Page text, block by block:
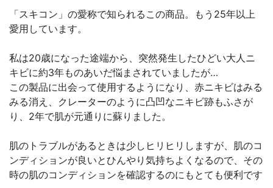
「スキコン」の愛称で知られるこの商品。もう25年以上
愛用しています。
私は20歳になった途端から、突然発生したひどい大人ニ
キビに約3年ものあいだ悩まされていましたが…
この製品に出会って使用するようになり、赤ニキビはみる
みる消え、クレーターのように凸凹なニキビ跡もふさが
り、2年で肌が元通りに蘇りました。
肌のトラブルがあるときは少しヒリヒリしますが、肌のコ
ンディションが良いとひんやり気持ちよくなるので、その
時の肌のコンディションを確認するのにもとても便利です